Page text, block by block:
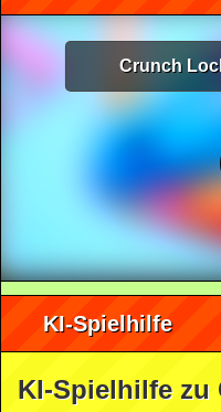
Crunch
KI-Spielhilfe
KI-Spielhilfe zu